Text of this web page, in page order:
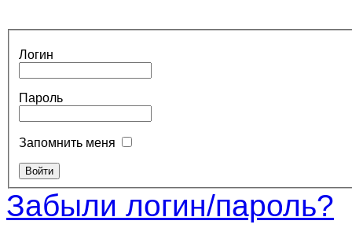
Логин
Пароль
Запомнить меня
Забыли логин/пароль?